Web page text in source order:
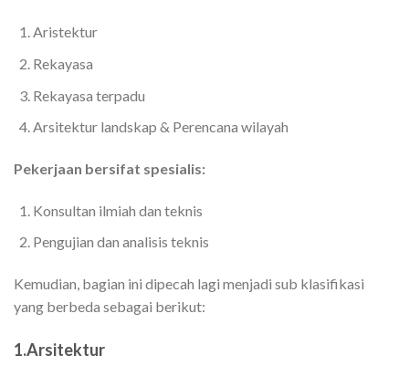
Aristektur
Rekayasa
Rekayasa terpadu
Arsitektur landskap & Perencana wilayah
Pekerjaan bersifat spesialis:
Konsultan ilmiah dan teknis
Pengujian dan analisis teknis
Kemudian, bagian ini dipecah lagi menjadi sub klasifikasi
yang berbeda sebagai berikut:
1.Arsitektur